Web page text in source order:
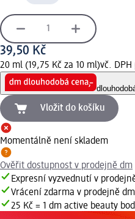
39,50 Kč
20 ml (19,75 Kč za 10 ml)vč. DPH
Vložit do košíku
Momentálně není skladem
Ověřit dostupnost v prodejně dm
Expresní vyzvednutí v
Vrácení zdarma v prodejně dm
25 Kč = 1 dm active beauty bod